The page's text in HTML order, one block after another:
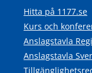
Hitta på 1177.se
Kurs och
Anslagstavla
Anslagstavla